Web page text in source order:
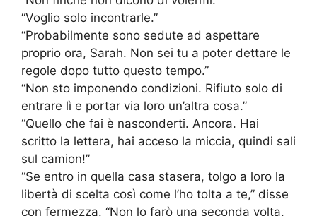
“Voglio solo incontrarle.”
“Probabilmente sono sedute ad aspettare
proprio ora, Sarah. Non sei tu a poter dettare le
regole dopo tutto questo tempo.”
“Non sto imponendo condizioni. Rifiuto solo di
entrare lì e portar via loro un’altra cosa.”
“Quello che fai è nasconderti. Ancora. Hai
scritto la lettera, hai acceso la miccia, quindi sali
sul camion!”
“Se entro in quella casa stasera, tolgo a loro la
libertà di scelta così come l’ho tolta a te,” disse
con fermezza. “Non lo farò una seconda volta.